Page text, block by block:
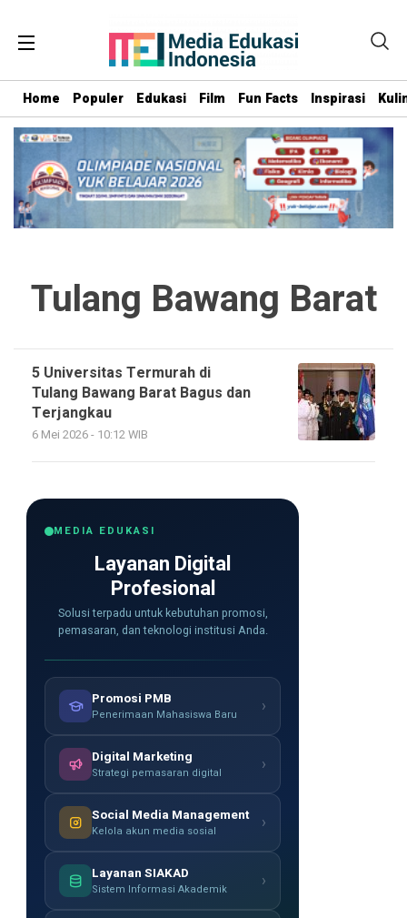
Home Populer Edukasi Film Fun Facts Inspirasi
Tulang Bawang Barat
5 Universitas Termurah di
Tulang Bawang Barat Bagus dan
Terjangkau
6 Mei 2026 - 10:12 WIB
MEDIA EDUKASI
Layanan Digital
Profesional
Solusi terpadu untuk kebutuhan promosi,
pemasaran, dan teknologi institusi Anda.
Promosi PMB
Penerimaan Mahasiswa Baru ›
Digital Marketing
Strategi pemasaran digital ›
Social Media Management
Kelola akun media sosial ›
Layanan SIAKAD
Sistem Informasi Akademik ›